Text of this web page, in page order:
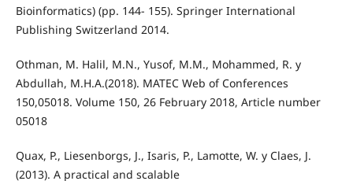
Bioinformatics) (pp. 144- 155). Springer International
Publishing Switzerland 2014.
Othman, M. Halil, M.N., Yusof, M.M., Mohammed, R. y
Abdullah, M.H.A.(2018). MATEC Web of Conferences
150,05018. Volume 150, 26 February 2018, Article number
05018
Quax, P., Liesenborgs, J., Isaris, P., Lamotte, W. y Claes, J.
(2013). A practical and scalable